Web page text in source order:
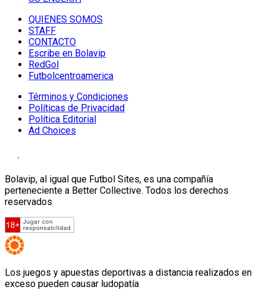
QUIENES SOMOS
STAFF
CONTACTO
Escribe en Bolavip
RedGol
Futbolcentroamerica
Términos y Condiciones
Políticas de Privacidad
Política Editorial
Ad Choices
Bolavip, al igual que Futbol Sites, es una compañía
perteneciente a Better Collective. Todos los derechos
reservados
Los juegos y apuestas deportivas a distancia realizados en
exceso pueden causar ludopatía